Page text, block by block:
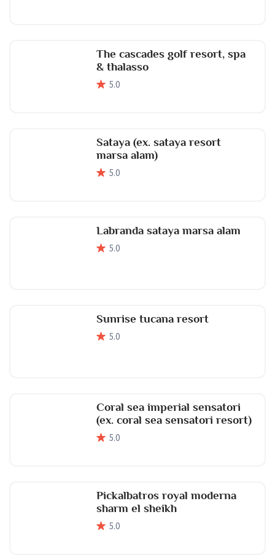
The cascades golf resort, spa
& thalasso
5.0
Sataya (ex. sataya resort
marsa alam)
5.0
Labranda sataya marsa alam
5.0
Sunrise tucana resort
5.0
Coral sea imperial sensatori
(ex. coral sea sensatori resort)
5.0
Pickalbatros royal moderna
sharm el sheikh
5.0